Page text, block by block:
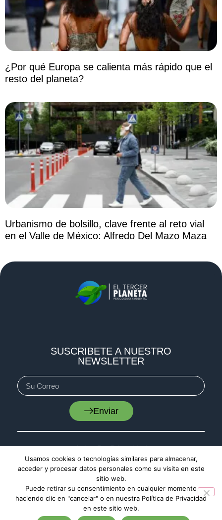
¿Por qué Europa se calienta más rápido que el
resto del planeta?
Urbanismo de bolsillo, clave frente al reto vial
en el Valle de México: Alfredo Del Mazo Maza
SUSCRIBETE A NUESTRO
NEWSLETTER
Enviar
Aviso De Privacidad
Cookies
Mapa De Sitio
Usamos cookies o tecnologías similares para almacenar,
acceder y procesar datos personales como su visita en este
sitio web.
Puede retirar su consentimiento en cualquier momento
haciendo clic en "cancelar" o en nuestra Política de Privacidad
en este sitio web.